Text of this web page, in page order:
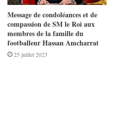
Message de condoléances et de
compassion de SM le Roi aux
membres de la famille du
footballeur Hassan Amcharrat
25 juillet 2023